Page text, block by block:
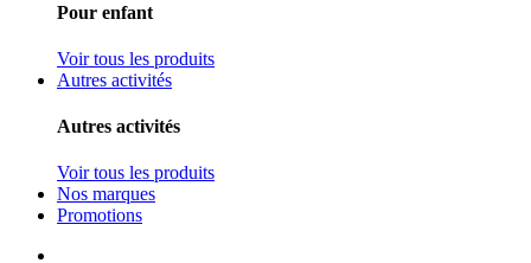
Pour enfant
Voir tous les produits
Autres activités
Autres activités
Voir tous les produits
Nos marques
Promotions